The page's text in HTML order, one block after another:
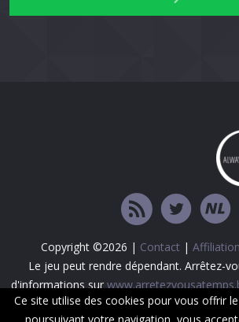
Copyright ©2026 | Contact | Affiliation
Le jeu peut rendre dépendant. Arrêtez-
d'informations sur
sont interdits aux
Ce site utilise des cookies pour vous offrir